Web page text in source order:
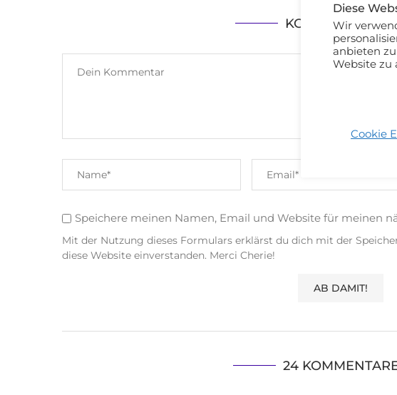
KOMMENTIEREN
Speichere meinen Namen, Email und Website für meinen
Mit der Nutzung dieses Formulars erklärst du dich mit der
diese Website einverstanden. Merci Cherie!
24
Diese
Wir
anbieten
Website zu
Cookie